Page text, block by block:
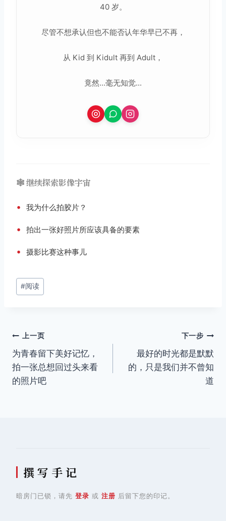
40 岁。
尽管不想承认但也不能否认年华早已不再，
从 Kid 到 Kidult 再到 Adult，
竟然...毫无知觉...
🕸️ 继续探索影像宇宙
• 我为什么拍胶片？
• 拍出一张好照片所应该具备的要素
• 摄影比赛这种事儿
文
章
#阅读
文
章
导
上一页
为青春留下美好记忆，
拍一张总想回过头来看
的照片吧
下一步
最好的时光都是默默
的，只是我们并不曾知
道
撰 写 手 记
暗房门已锁，请先 登录 或 注册 后留下您的印记。